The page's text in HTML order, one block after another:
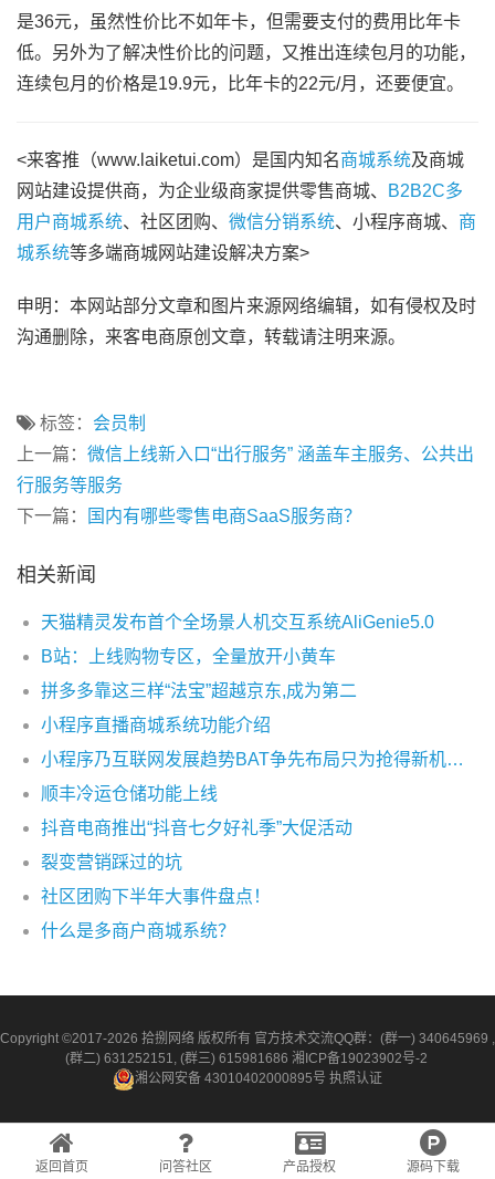
是36元，虽然性价比不如年卡，但需要支付的费用比年卡
低。另外为了解决性价比的问题，又推出连续包月的功能，
连续包月的价格是19.9元，比年卡的22元/月，还要便宜。
<来客推（www.laiketui.com）是国内知名商城系统及商城
网站建设提供商，为企业级商家提供零售商城、
B2B2C多
用户商城系统、社区团购、 微信分销系统、小程序商城、 商
城系统等多端商城网站建设解决方案>
申明：本网站部分文章和图片来源网络编辑，如有侵权及时
沟通删除，来客电商原创文章，转载请注明来源。
标签： 会员制
上一篇： 微信上线新入口“出行服务” 涵盖车主服务、公共出
行服务等服务
下一篇：
国内有哪些零售电商SaaS服务商？
相关新闻
天猫精灵发布首个全场景人机交互系统AliGenie5.0
B站：上线购物专区，全量放开小黄车
拼多多靠这三样“法宝”超越京东,成为第二
小程序直播商城系统功能介绍
小程序乃互联网发展趋势BAT争先布局只为抢得新机会！
顺丰冷运仓储功能上线
抖音电商推出“抖音七夕好礼季”大促活动
裂变营销踩过的坑
社区团购下半年大事件盘点！
什么是多商户商城系统？
Copyright ©2017-2026 拾捌网络 版权所有 官方技术交流QQ群：(群一) 340645969 ,
(群二) 631252151, (群三) 615981686 湘ICP备19023902号-2
湘公网安备 43010402000895号 执照认证
返回首页 问答社区 产品授权 源码下载